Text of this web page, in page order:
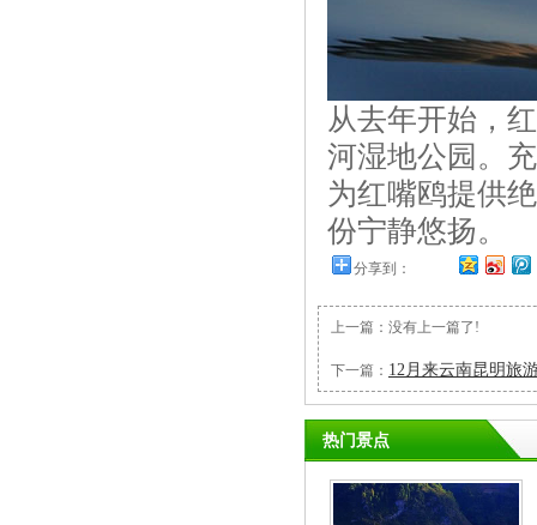
从去年开始，
河湿地公园。
为红嘴鸥提供
份宁静悠扬。
分享到：
上一篇：没有上一篇了!
下一篇： 12月来云南昆明旅
热门景点